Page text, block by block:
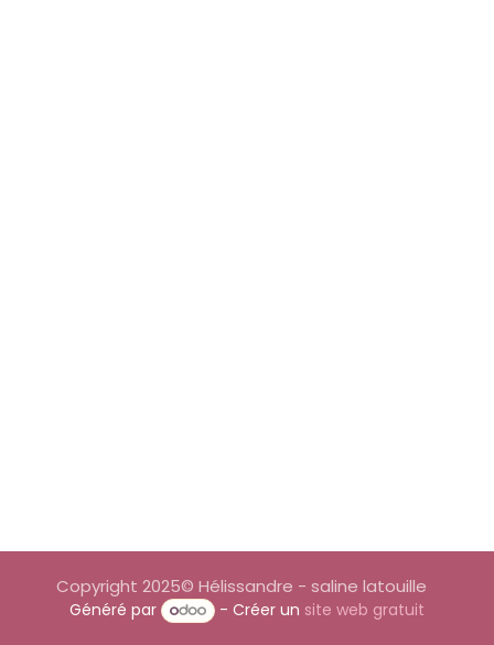
Copyright 2025© Hélissandre - saline latouille
Généré par - Créer un site web gratuit